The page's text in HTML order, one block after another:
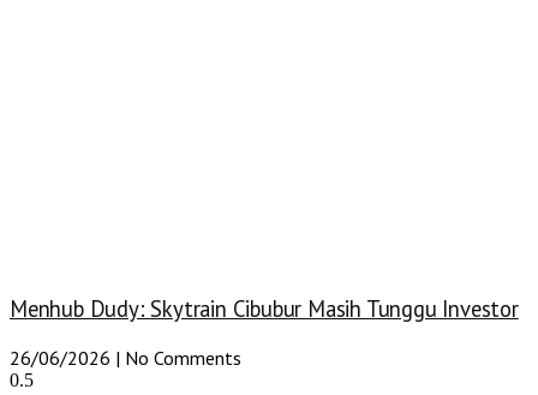
Menhub Dudy: Skytrain Cibubur Masih Tunggu Investor
26/06/2026 No Comments